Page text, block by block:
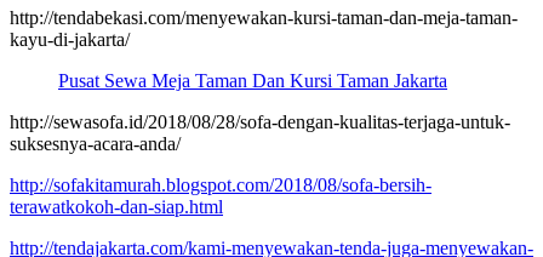
http://tendabekasi.com/menyewakan-kursi-taman-dan-meja-taman-
kayu-di-jakarta/
Pusat Sewa Meja Taman Dan Kursi Taman Jakarta
http://sewasofa.id/2018/08/28/sofa-dengan-kualitas-terjaga-untuk-
suksesnya-acara-anda/
http://sofakitamurah.blogspot.com/2018/08/sofa-bersih-
terawatkokoh-dan-siap.html
http://tendajakarta.com/kami-menyewakan-tenda-juga-menyewakan-